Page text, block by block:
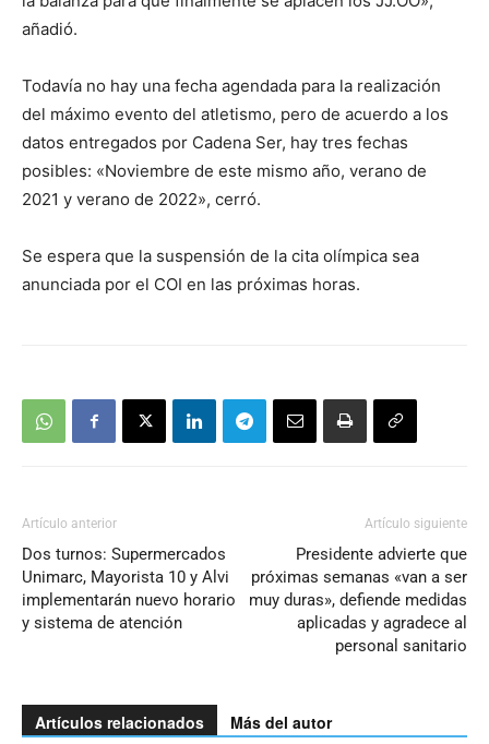
añadió.
Todavía no hay una fecha agendada para la realización
del máximo evento del atletismo, pero de acuerdo a los
datos entregados por Cadena Ser, hay tres fechas
posibles: «Noviembre de este mismo año, verano de
2021 y verano de 2022», cerró.
Se espera que la suspensión de la cita olímpica sea
anunciada por el COI en las próximas horas.
Artículo anterior
Dos turnos: Supermercados
Unimarc, Mayorista 10 y Alvi
implementarán nuevo horario
y sistema de atención
Artículo siguiente
Presidente advierte que
próximas semanas «van a ser
muy duras», defiende medidas
aplicadas y agradece al
personal sanitario
Artículos relacionados Más del autor